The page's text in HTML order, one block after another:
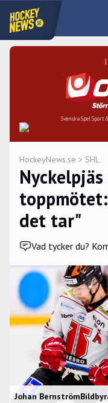
Svenska Spel Sport
HockeyNews.se > SHL
det tar"
Vad tycker du?
Johan